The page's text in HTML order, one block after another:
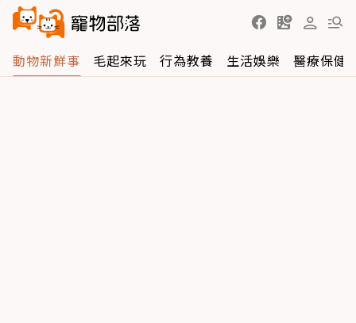
動物新鮮事 毛起來玩 行為教養 生活娛樂 醫療保健